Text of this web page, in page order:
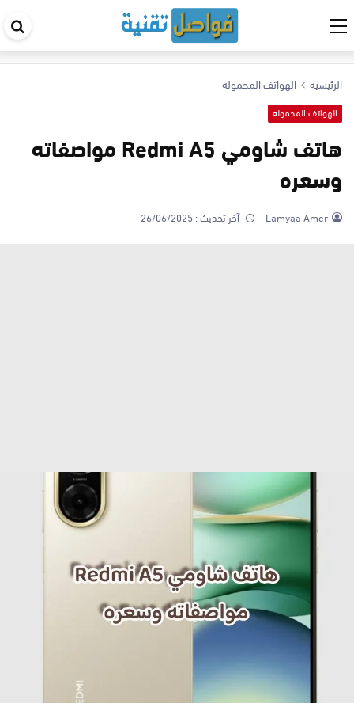
الرئيسية الهواتف المحموله
الهواتف المحموله
هاتف شاومي Redmi A5 مواصفاته
وسعره
Lamyaa Amer آخر تحديث : 26/06/2025